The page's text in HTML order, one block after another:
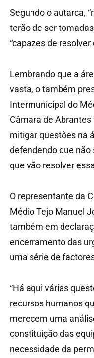
Segundo o autarca,
terão de ser
“capazes de
Lembrando que a
vasta, o também
Intermunicipal do
Câmara de Abrantes
mitigar questões na
defendendo que não
que vão resolver
O representante da
Médio Tejo Manuel
também em
encerramento das
uma série de
“Há aqui várias
recursos humanos
merecem uma
constituição das
necessidade da